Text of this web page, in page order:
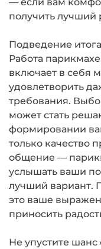
получить лучший
Подведение итога
Работа
включает в себя
удовлетворить
требования.
может стать
формировании
только качество
общение —
услышать ваши
лучший вариант.
это ваше
приносить
Не упустите шанс